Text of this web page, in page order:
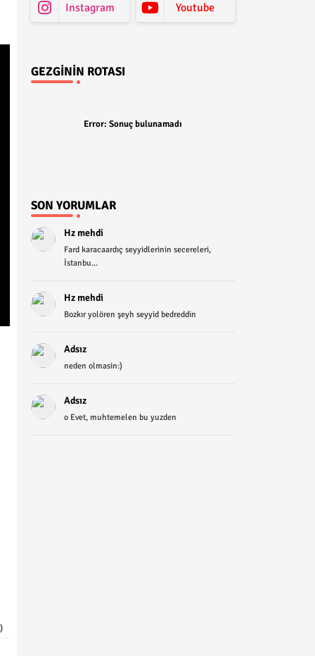
Instagram Youtube
GEZGININ ROTASI
Error: Sonuç bulunamadı
SON YORUMLAR
Hz mehdi
Fard karacaardıç seyyidlerinin secereleri,
İstanbu...
Hz mehdi
Bozkır yolören şeyh seyyid bedreddin
Adsız
neden olmasin:)
Adsız
o Evet, muhtemelen bu yuzden